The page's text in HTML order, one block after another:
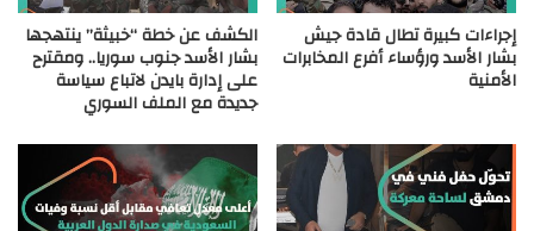
إجراءات كبيرة تطال قادة جيش
بشار الأسد ورؤساء أفرع المخابرات
الأمنية
الكشف عن خطة “خبيثة” ينتهجها
بشار الأسد جنوب سوريا.. ومقترح
على إدارة بايدن لاتباع سياسة
جديدة مع الملف السوري